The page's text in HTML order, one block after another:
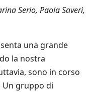
Serio, Paola Saveri,
una grande
la nostra
sono in corso
Un gruppo di